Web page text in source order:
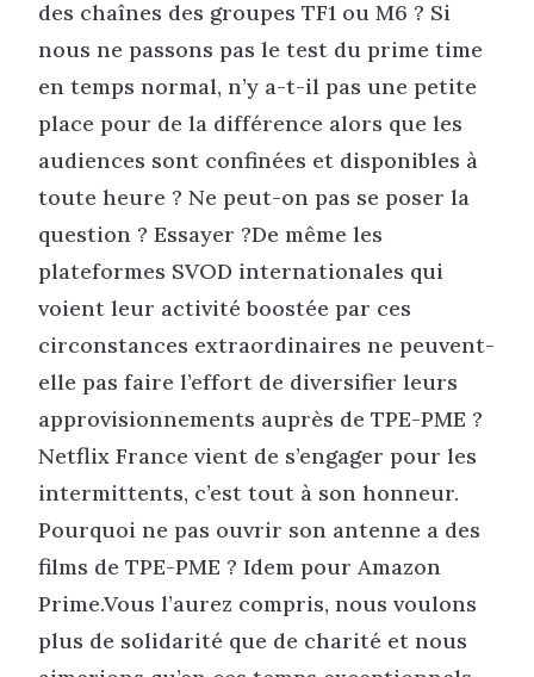
des chaînes des groupes TF1 ou M6 ? Si
nous ne passons pas le test du prime time
en temps normal, n’y a-t-il pas une petite
place pour de la différence alors que les
audiences sont confinées et disponibles à
toute heure ? Ne peut-on pas se poser la
question ? Essayer ?De même les
plateformes SVOD internationales qui
voient leur activité boostée par ces
circonstances extraordinaires ne peuvent-
elle pas faire l’effort de diversifier leurs
approvisionnements auprès de TPE-PME ?
Netflix France vient de s’engager pour les
intermittents, c’est tout à son honneur.
Pourquoi ne pas ouvrir son antenne a des
films de TPE-PME ? Idem pour Amazon
Prime.Vous l’aurez compris, nous voulons
plus de solidarité que de charité et nous